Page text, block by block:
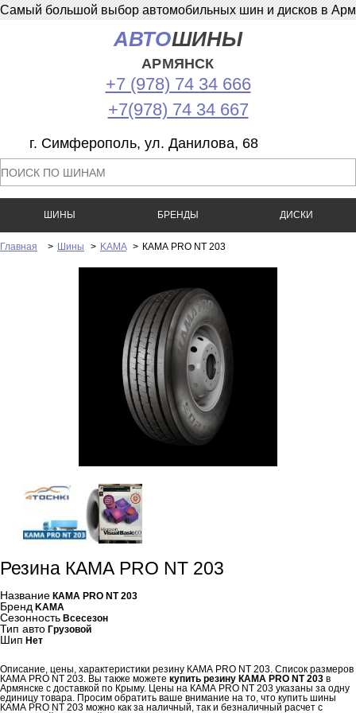
Самый большой выбор автомобильных шин и дисков в
АВТОШИНЫ
АРМЯНСК
+7 (978) 74 34 666
+7(978) 74 34 667
г. Симферополь, ул. Данилова, 68
ШИНЫ БРЕНДЫ ДИСКИ
Главная > Шины > KAMA > КАМА PRO NT 203
Резина КАМА PRO NT 203
Название КАМА PRO NT 203
Бренд KAMA
Сезонность Всесезон
Тип авто Грузовой
Шип Нет
Описание, цены, характеристики резину КАМА PRO NT 203. Список размеров
КАМА PRO NT 203. Вы также можете купить резину КАМА PRO NT 203 в
Армянске с доставкой по Крыму. Цены на КАМА PRO NT 203 указаны за одну
единицу товара. Просим обратить ваше внимание на то, что купить шины
КАМА PRO NT 203 можно как за наличный, так и безналичный расчет с